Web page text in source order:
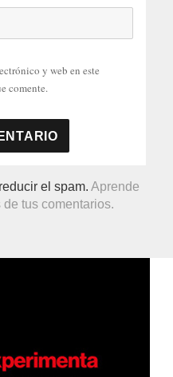
y web en este
comente.
el spam.Aprende
tus comentarios.